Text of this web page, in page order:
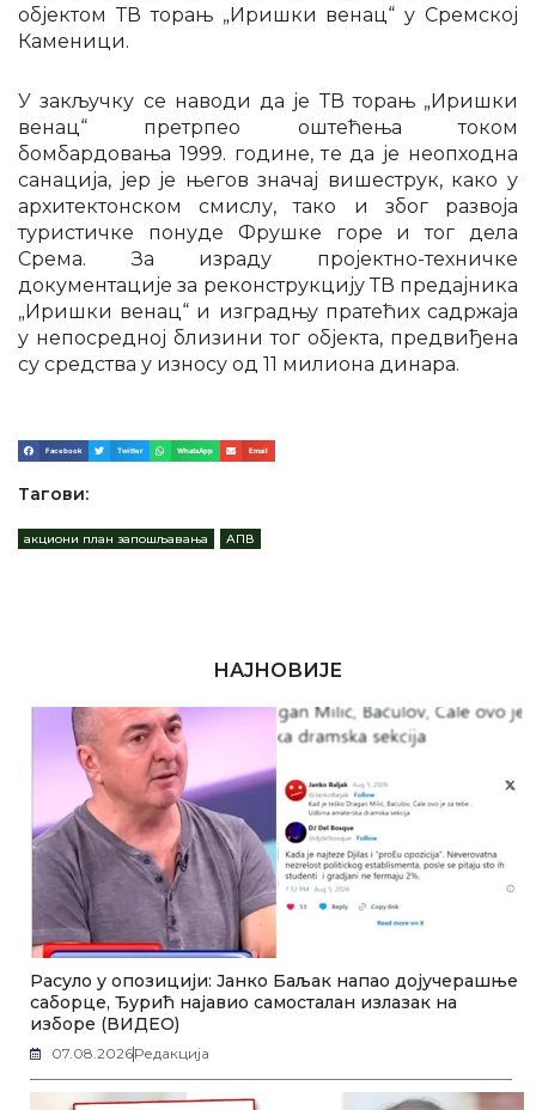
објектом ТВ торањ „Иришки венац“ у Сремској
Каменици.
У закључку се наводи да је ТВ торањ „Иришки
венац“ претрпео оштећења током
бомбардовања 1999. године, те да је неопходна
санација, јер је његов значај вишеструк, како у
архитектонском смислу, тако и због развоја
туристичке понуде Фрушке горе и тог дела
Срема. За израду пројектно-техничке
документације за реконструкцију ТВ предајника
„Иришки венац“ и изградњу пратећих садржаја
у непосредној близини тог објекта, предвиђена
су средства у износу од 11 милиона динара.
Facebook Twitter WhatsApp Email
Тагови:
акциони план запошљавања АПВ
НАЈНОВИЈЕ
Расуло у опозицији: Јанко Баљак напао дојучерашње
саборце, Ђурић најавио самосталан излазак на
изборе (ВИДЕО)
07.08.2026Редакција